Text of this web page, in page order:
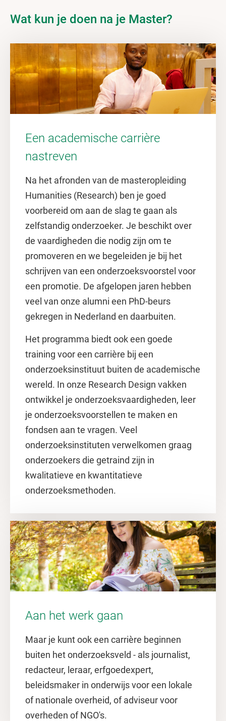
Wat kun je doen na je Master?
Een academische carrière
nastreven
Na het afronden van de masteropleiding
Humanities (Research) ben je goed
voorbereid om aan de slag te gaan als
zelfstandig onderzoeker. Je beschikt over
de vaardigheden die nodig zijn om te
promoveren en we begeleiden je bij het
schrijven van een onderzoeksvoorstel voor
een promotie. De afgelopen jaren hebben
veel van onze alumni een PhD-beurs
gekregen in Nederland en daarbuiten.
Het programma biedt ook een goede
training voor een carrière bij een
onderzoeksinstituut buiten de academische
wereld. In onze Research Design vakken
ontwikkel je onderzoeksvaardigheden, leer
je onderzoeksvoorstellen te maken en
fondsen aan te vragen. Veel
onderzoeksinstituten verwelkomen graag
onderzoekers die getraind zijn in
kwalitatieve en kwantitatieve
onderzoeksmethoden.
Aan het werk gaan
Maar je kunt ook een carrière beginnen
buiten het onderzoeksveld - als journalist,
redacteur, leraar, erfgoedexpert,
beleidsmaker in onderwijs voor een lokale
of nationale overheid, of adviseur voor
overheden of NGO's.